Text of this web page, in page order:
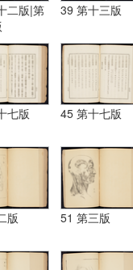
二版|第
39 第十三版
七版 45 第十七版
版 51 第三版